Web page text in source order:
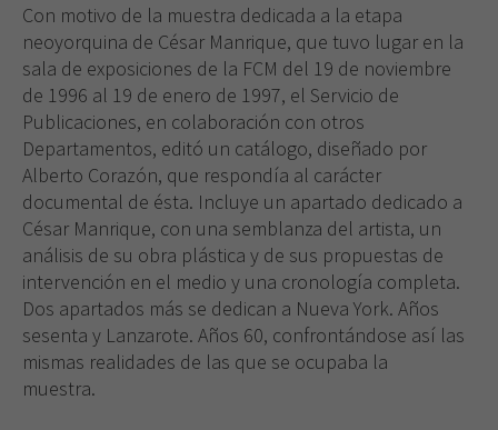
Con motivo de la muestra dedicada a la etapa
neoyorquina de César Manrique, que tuvo lugar en la
sala de exposiciones de la FCM del 19 de noviembre
de 1996 al 19 de enero de 1997, el Servicio de
Publicaciones, en colaboración con otros
Departamentos, editó un catálogo, diseñado por
Alberto Corazón, que respondía al carácter
documental de ésta. Incluye un apartado dedicado a
César Manrique, con una semblanza del artista, un
análisis de su obra plástica y de sus propuestas de
intervención en el medio y una cronología completa.
Dos apartados más se dedican a Nueva York. Años
sesenta y Lanzarote. Años 60, confrontándose así las
mismas realidades de las que se ocupaba la
muestra.